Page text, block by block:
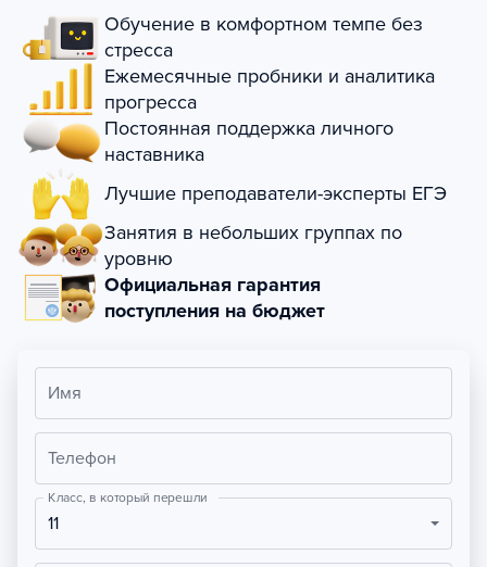
Обучение в комфортном темпе без
стресса
Ежемесячные пробники и аналитика
прогресса
Постоянная поддержка личного
наставника
Лучшие преподаватели-эксперты ЕГЭ
Занятия в небольших группах по
уровню
Официальная гарантия
поступления на бюджет
Имя
Телефон
Класс, в который перешли
11